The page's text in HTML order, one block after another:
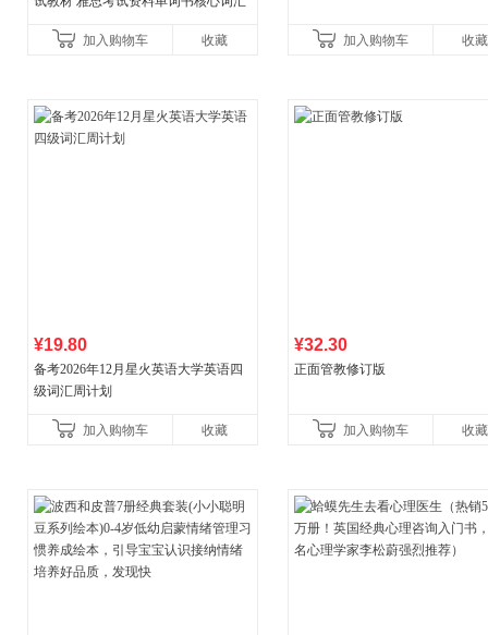
加入购物车
收藏 加入购物车 收藏
¥19.80
备考2026年12月星火英语大学英语四
级词汇周计划
加入购物车 收藏
¥32.30
正面管教修订版
加入购物车 收藏